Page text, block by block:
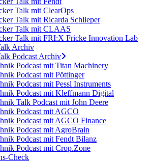
Talk mit ClearOps
Talk mit Ricarda Schlieper
Talk mit CLAAS
Talk mit FRI:X Fricke Innovation Lab
Archiv
Podcast Archiv
Podcast mit Titan Machinery
Podcast mit Pöttinger
Podcast mit Pessl Instruments
Podcast mit Kleffmann Digital
Talk Podcast mit John Deere
Podcast mit AGCO
Podcast mit AGCO Finance
Podcast mit AgroBrain
Podcast mit Fendt Bilanz
Podcast mit Crop.Zone
Check